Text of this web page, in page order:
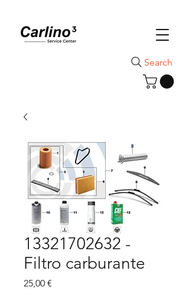
Search
13321702632 -
Filtro carburante
25,00 €